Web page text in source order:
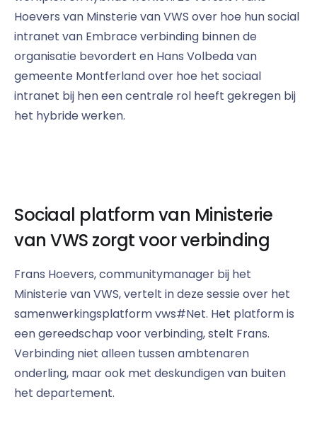
Hoevers van Minsterie van VWS over hoe hun social
intranet van Embrace verbinding binnen de
organisatie bevordert en Hans Volbeda van
gemeente Montferland over hoe het sociaal
intranet bij hen een centrale rol heeft gekregen bij
het hybride werken.
Sociaal platform van Ministerie
van VWS zorgt voor verbinding
Frans Hoevers, communitymanager bij het
Ministerie van VWS, vertelt in deze sessie over het
samenwerkingsplatform vws#Net. Het platform is
een gereedschap voor verbinding, stelt Frans.
Verbinding niet alleen tussen ambtenaren
onderling, maar ook met deskundigen van buiten
het departement.